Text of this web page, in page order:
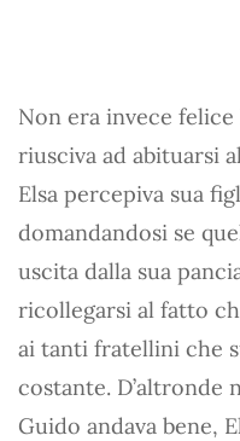
Non era invece
riusciva ad abituarsi
Elsa percepiva sua
domandandosi se
uscita dalla sua
ricollegarsi al fatto
ai tanti fratellini che
costante. D’altronde
Guido andava bene,